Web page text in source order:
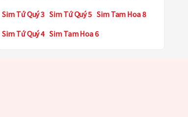
Sim Tứ Quý 3 Sim Tứ Quý 5 Sim Tam Hoa 8
Sim Tứ Quý 4 Sim Tam Hoa 6